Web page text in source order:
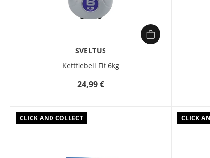
SVELTUS
Kettflebell Fit 6kg
24,99 €
CLICK AND COLLECT CLICK